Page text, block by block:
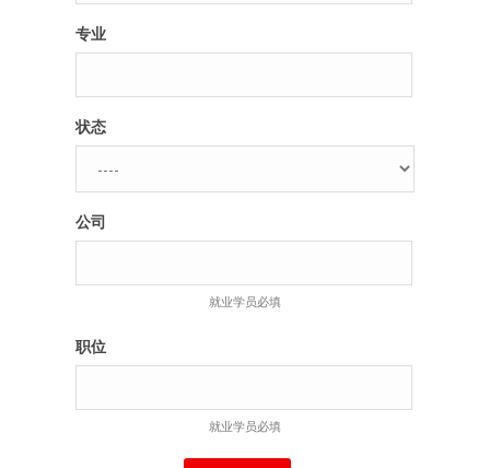
专业
状态
公司
就业学员必填
职位
就业学员必填